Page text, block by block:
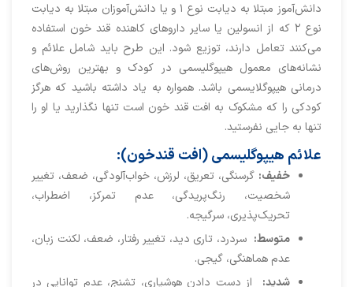
دانش‌آموز مبتلا به دیابت نوع ۱ و یا دانش‌آموزان مبتلا به دیابت
نوع ۲ که از انسولین یا سایر داروهای کاهنده قند خون استفاده
می‌کنند تعامل دارند، توزیع شود. این طرح باید شامل علائم و
نشانه‌های معمول هیپوگلیسمی در کودک و بهترین روش‌های
درمانی هیپوگلایسمی باشد. همواره به یاد داشته باشید که هرگز
کودکی را که مشکوک به افت قند خون است تنها نگذاريد يا او را
تنها به جایی نفرستید.
علائم هیپوگلیسمی (افت قندخون):
خفیف: گرسنگی، تعریق، لرزش، خواب‌آلودگی، ضعف، تغییر
شخصیت، رنگ‌پریدگی، عدم تمرکز، اضطراب،
تحریک‌پذیری، سرگیجه.
متوسط: سردرد، تاری دید، تغییر رفتار، ضعف، لکنت زبان،
عدم هماهنگی، گیجی.
شدید: از دست دادن هوشیاری، تشنج، عدم توانایی در